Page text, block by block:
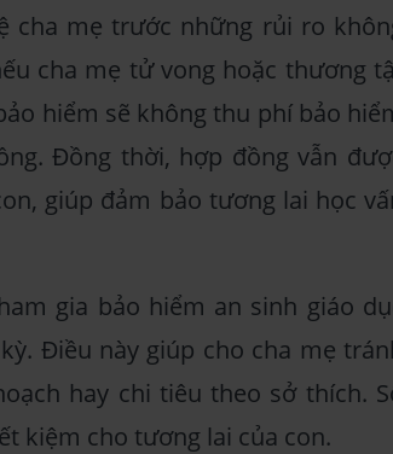
cha mẹ trước những rủi ro
cha mẹ tử vong hoặc thương
hiểm sẽ không thu phí bảo
Đồng thời, hợp đồng vẫn
giúp đảm bảo tương lai học
gia bảo hiểm an sinh giáo
Điều này giúp cho cha mẹ
hay chi tiêu theo sở thích.
kiệm cho tương lai của con.